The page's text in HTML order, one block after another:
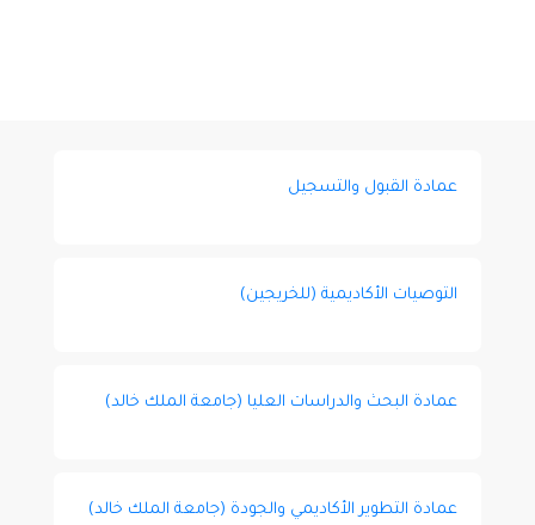
عمادة القبول والتسجيل
التوصيات الأكاديمية (للخريجين)
عمادة البحث والدراسات العليا (جامعة الملك خالد)
عمادة التطوير الأكاديمي والجودة (جامعة الملك خالد)